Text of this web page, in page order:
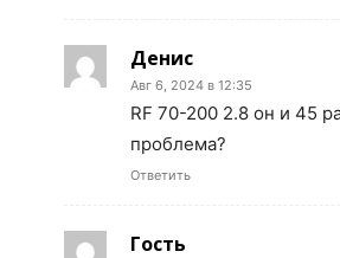
Денис
Авг 6, 2024 в 12:35
RF 70-200 2.8 он и 45
проблема?
Ответить
Гость